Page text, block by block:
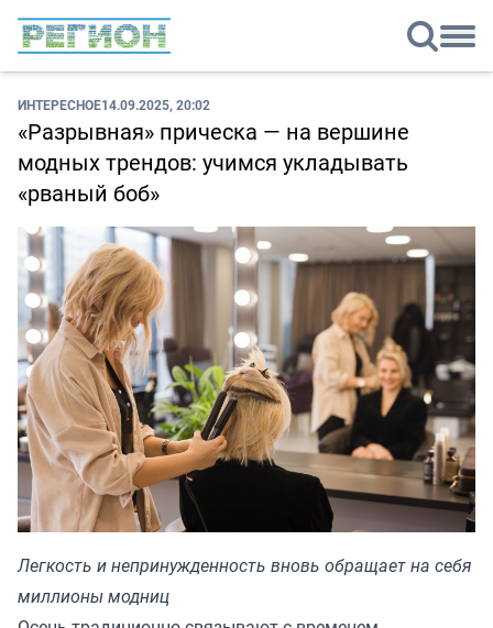
ИНТЕРЕСНОЕ14.09.2025, 20:02
«Разрывная» прическа — на вершине
модных трендов: учимся укладывать
«рваный боб»
Легкость и непринужденность вновь обращает на себя
миллионы модниц